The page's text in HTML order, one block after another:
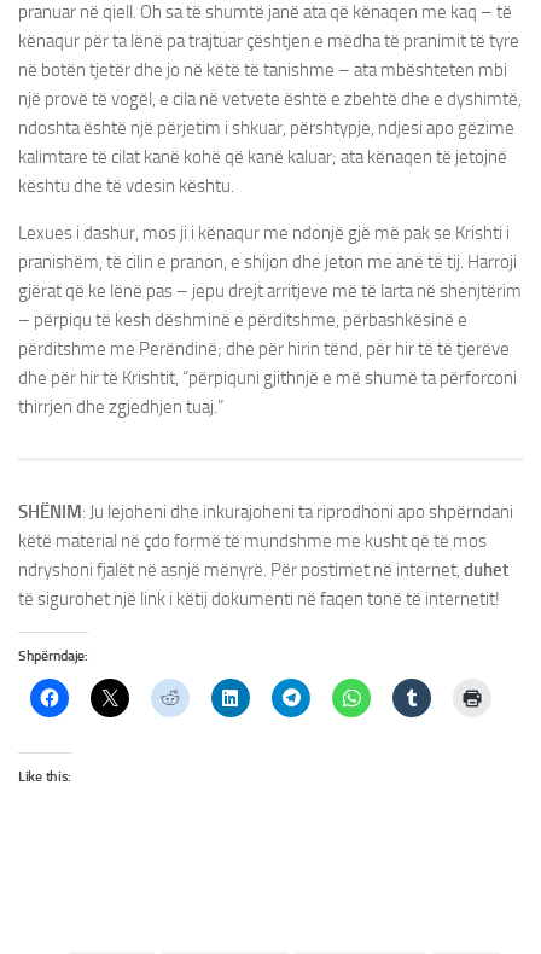
pranuar në qiell. Oh sa të shumtë janë ata që kënaqen me kaq – të
kënaqur për ta lënë pa trajtuar çështjen e mëdha të pranimit të tyre
në botën tjetër dhe jo në këtë të tanishme – ata mbështeten mbi
një provë të vogël, e cila në vetvete është e zbehtë dhe e dyshimtë,
ndoshta është një përjetim i shkuar, përshtypje, ndjesi apo gëzime
kalimtare të cilat kanë kohë që kanë kaluar; ata kënaqen të jetojnë
kështu dhe të vdesin kështu.
Lexues i dashur, mos ji i kënaqur me ndonjë gjë më pak se Krishti i
pranishëm, të cilin e pranon, e shijon dhe jeton me anë të tij. Harroji
gjërat që ke lënë pas – jepu drejt arritjeve më të larta në shenjtërim
– përpiqu të kesh dëshminë e përditshme, përbashkësinë e
përditshme me Perëndinë; dhe për hirin tënd, për hir të të tjerëve
dhe për hir të Krishtit, “përpiquni gjithnjë e më shumë ta përforconi
thirrjen dhe zgjedhjen tuaj.”
SHËNIM: Ju lejoheni dhe inkurajoheni ta riprodhoni apo shpërndani
këtë material në çdo formë të mundshme me kusht që të mos
ndryshoni fjalët në asnjë mënyrë. Për postimet në internet, duhet
të sigurohet një link i këtij dokumenti në faqen tonë të internetit!
Shpërndaje:
Like this: